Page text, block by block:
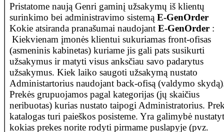
Pristatome naują Genri gaminį užsakymų iš klientų
surinkimo bei administravimo sistemąE-GenOrder
Kokie atsiranda pranašumai naudojantE-GenOrder :
Kiekvienam įmonės klientui sukuriamas front-ofisas
(asmeninis kabinetas) kuriame jis gali pats susikurti
užsakymus ir matyti visus anksčiau savo padarytus
užsakymus. Kiek laiko saugoti užsakymą nustato
Administartorius naudojant back-ofisą (valdymo
Prekės grupuojamos pagal kategorijas (jų skaičius
neribuotas) kurias nustato taipogi Administratorius.
katalogas turi paieškos posisteme. Yra galimybė
kokias prekes norite rodyti pirmame puslapyje (pvz.